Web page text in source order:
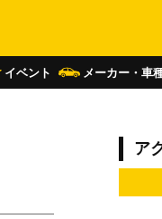
イベント メーカー・車
ア